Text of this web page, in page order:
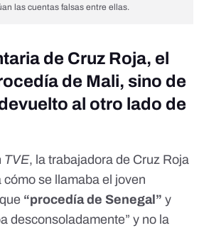
las cuentas falsas entre ellas.
de Cruz Roja, el
de Mali, sino de
al otro lado de
TVE, la trabajadora de Cruz Roja
cómo se llamaba el joven
“procedía de Senegal” y
desconsoladamente” y no la